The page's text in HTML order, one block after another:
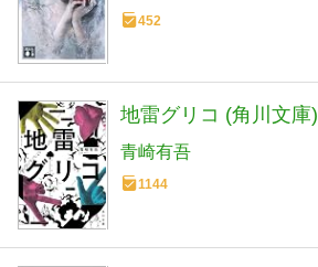
452
地雷グリコ (角川文庫)
青崎有吾
1144